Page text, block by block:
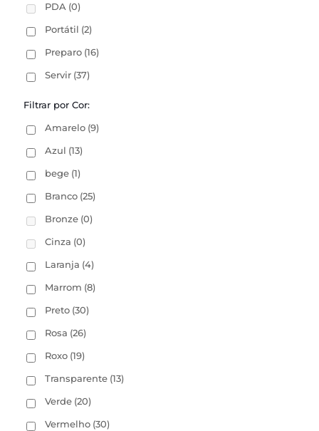
PDA (0)
Portátil (2)
Preparo (16)
Servir (37)
Filtrar por Cor:
Amarelo (9)
Azul (13)
bege (1)
Branco (25)
Bronze (0)
Cinza (0)
Laranja (4)
Marrom (8)
Preto (30)
Rosa (26)
Roxo (19)
Transparente (13)
Verde (20)
Vermelho (30)